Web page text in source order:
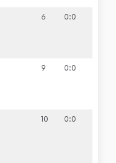
6 0:0
9 0:0
10 0:0